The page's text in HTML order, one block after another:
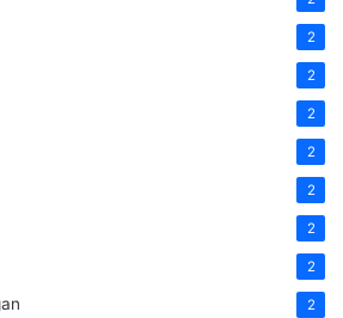
2
2
2
2
2
2
2
2